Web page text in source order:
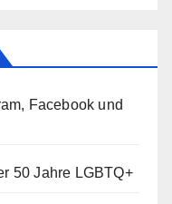
Facebook und
50 Jahre LGBTQ+